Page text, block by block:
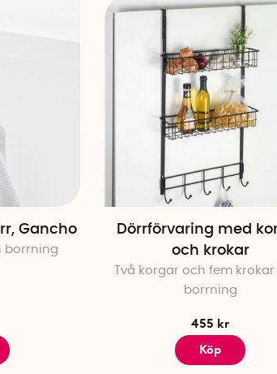
Gancho
borrning
Dörrförvaring med
och krokar
Två korgar och fem
borrning
455 kr
Köp